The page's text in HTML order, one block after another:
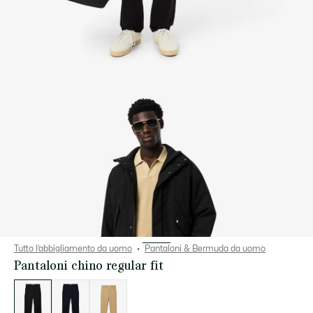
Tutto l’abbigliamento da uomo Pantaloni & Bermuda da uomo
Pantaloni chino regular fit
Elenco
delle
varianti